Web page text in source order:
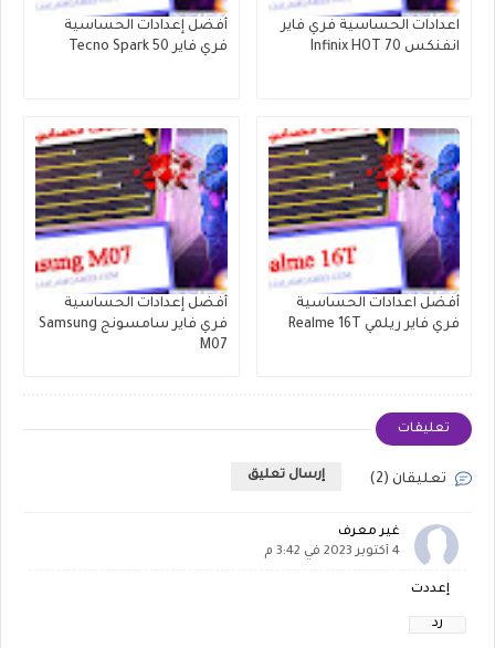
اعدادات الحساسية فري فاير
انفنكس Infinix HOT 70
أفضل إعدادات الحساسية
فري فاير Tecno Spark 50
أفضل اعدادات الحساسية
فري فاير ريلمي Realme 16T
أفضل إعدادات الحساسية
فري فاير سامسونج Samsung
M07
تعليقات
تعليقان (2) إرسال تعليق
غير معرف
4 أكتوبر 2023 في 3:42 م
إعددت
رد